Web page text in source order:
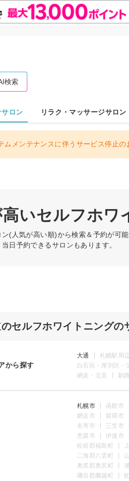
検索
サロン リラク・マッサージサロン
ムメンテナンスに伴うサービス停止
いセルフホワ
ン(人気が高い順)から検索＆予約が可
日予約できるサロンもあります。
セルフホワイトニングの
から探す
大通 札幌駅周辺
白石区・厚別区・
網走・北見
釧
札幌市 函館市
網走市
留萌市
名寄市
三笠市
恵庭市
伊達市
松前郡福島町
二海郡八雲町
奥尻郡奥尻町
磯谷郡蘭越町